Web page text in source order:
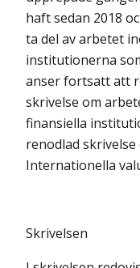
haft sedan 2018
ta del av arbetet
institutionerna
anser fortsatt att
skrivelse om
finansiella
renodlad
Internationella
Skrivelsen